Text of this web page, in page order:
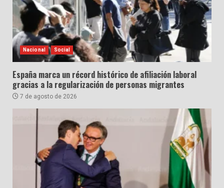
Nacional Social
España marca un récord histórico de afiliación laboral
gracias a la regularización de personas migrantes
7 de agosto de 2026